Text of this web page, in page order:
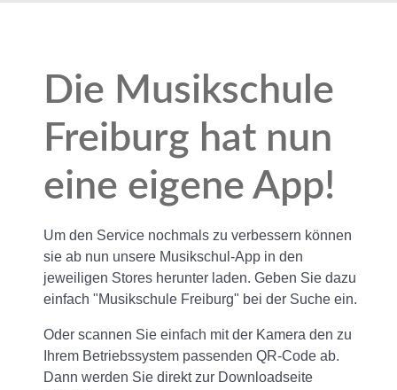
Die Musikschule
Freiburg hat nun
eine eigene App!
Um den Service nochmals zu verbessern können
sie ab nun unsere Musikschul-App in den
jeweiligen Stores herunter laden. Geben Sie dazu
einfach "Musikschule Freiburg" bei der Suche ein.
Oder scannen Sie einfach mit der Kamera den zu
Ihrem Betriebssystem passenden QR-Code ab.
Dann werden Sie direkt zur Downloadseite